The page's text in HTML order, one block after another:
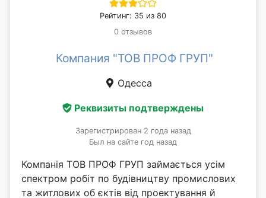
Рейтинг: 35 из 80
0 отзывов
Компания "ТОВ ПРОФ ГРУП"
Одесса
Реквизиты подтверждены
Зарегистрирован 2 года назад
Был на сайте год назад
Компанія ТОВ ПРОФ ГРУП займається усім
спектром робіт по будівництву промислових
та житлових об єктів від проектування й